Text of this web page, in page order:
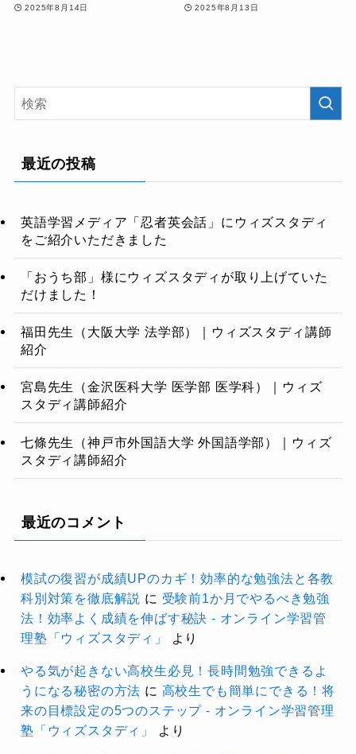
2025年8月14日 2025年8月13日
最近の投稿
英語学習メディア「忍者英会話」にウィズスタディ
をご紹介いただきました
「おうち部」様にウィズスタディが取り上げていた
だけました！
福田先生（大阪大学 法学部）｜ウィズスタディ講師
紹介
宮島先生（金沢医科大学 医学部 医学科）｜ウィズ
スタディ講師紹介
七條先生（神戸市外国語大学 外国語学部）｜ウィズ
スタディ講師紹介
最近のコメント
模試の復習が成績UPのカギ！効率的な勉強法と各教
科別対策を徹底解説 に 受験前1か月でやるべき勉強
法！効率よく成績を伸ばす秘訣 - オンライン学習管
理塾「ウィズスタディ」
より
やる気が起きない高校生必見！長時間勉強できるよ
うになる秘密の方法 に 高校生でも簡単にできる！将
来の目標設定の5つのステップ - オンライン学習管理
塾「ウィズスタディ」
より